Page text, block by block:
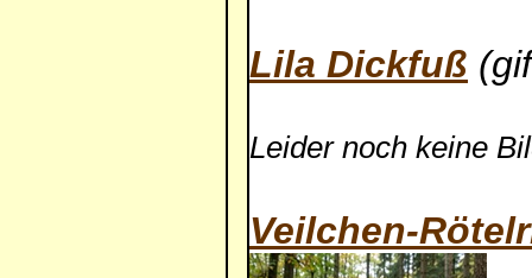
Lila Dickfuß
Leider noch keine
Veilchen-